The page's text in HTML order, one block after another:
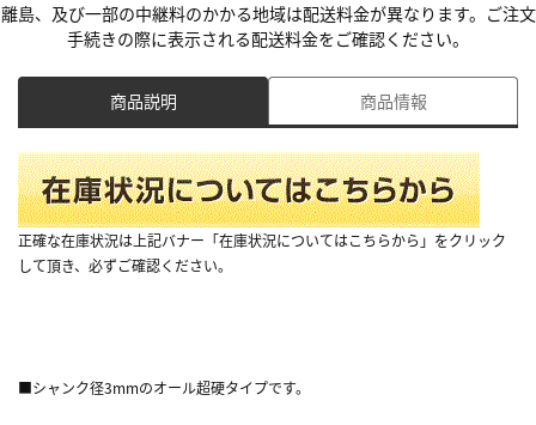
離島、及び一部の中継料のかかる地域は配送料金が異なります。ご注文
手続きの際に表示される配送料金をご確認ください。
商品説明 商品情報
正確な在庫状況は上記バナー「在庫状況についてはこちらから」をクリック
して頂き、必ずご確認ください。
■シャンク径3mmのオール超硬タイプです。